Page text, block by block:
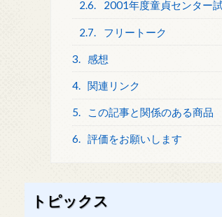
2.6. 2001年度童貞センター
2.7. フリートーク
3. 感想
4. 関連リンク
5. この記事と関係のある商品
6. 評価をお願いします
トピックス